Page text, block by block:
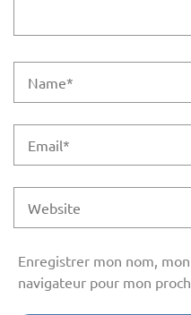
Enregistrer mon nom,
navigateur pour mon